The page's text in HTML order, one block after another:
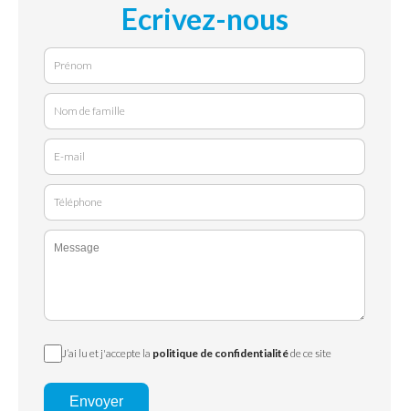
Ecrivez-nous
J’ai lu et j'accepte la politique de confidentialitéde ce site
Envoyer